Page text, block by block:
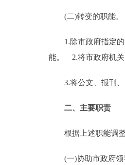
ESPAÑOL
ITALIANO
(二)转变的职能。
1.除市政府指定的
能。 2.将市政府机关
3.将公文、报刊、
二、主要职责
根据上述职能调整
(一)协助市政府领